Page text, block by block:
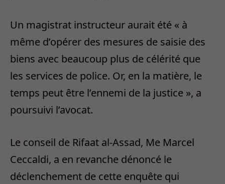
Un magistrat instructeur aurait été « à
même d’opérer des mesures de saisie des
biens avec beaucoup plus de célérité que
les services de police. Or, en la matière, le
temps peut être l’ennemi de la justice », a
poursuivi l’avocat.
Le conseil de Rifaat al-Assad, Me Marcel
Ceccaldi, a en revanche dénoncé le
déclenchement de cette enquête qui